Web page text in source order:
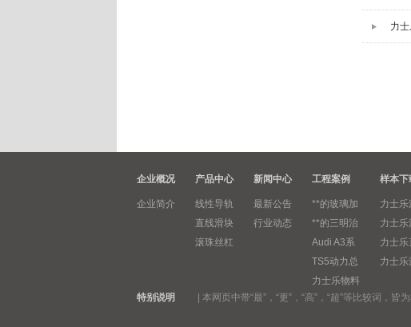
力
企业概况
企业简介
产品中心
线性导轨
直线滑块
滚珠丝杠
新闻中心
最新公告
行业动态
工程案例
**的玻璃加
**的三明治
Audi A3系
TS5动力总
力士乐物料
样本下
力士乐
力士乐
力士乐
力士乐
特别说明 本网页中带“最”，“更”，“高”，“超”等比较词，皆